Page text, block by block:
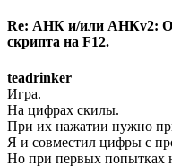
Re: АНК и/или АНКv2:
скрипта на F12.
teadrinker
Игра.
На цифрах скилы.
При их нажатии нужно
Я и совместил цифры с
Но при первых попытках